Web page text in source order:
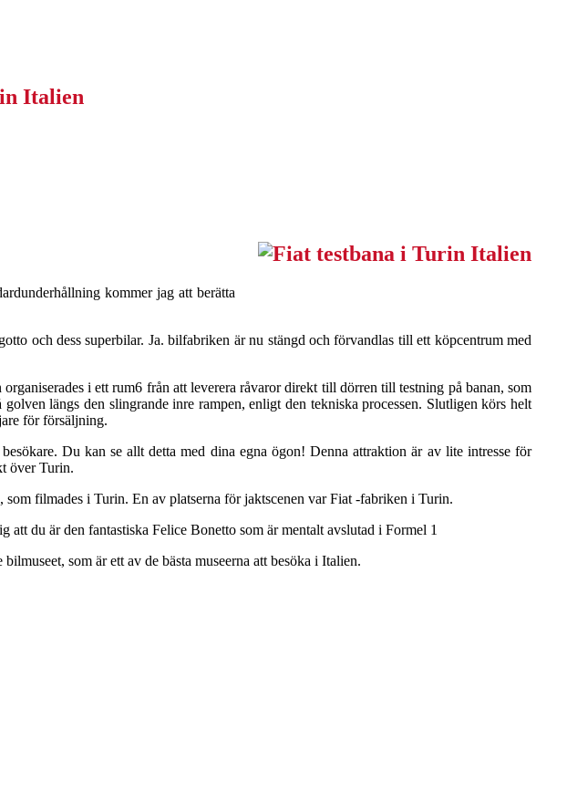
Italien
kommer jag att berätta
och dess superbilar. Ja. bilfabriken är nu stängd och förvandlas till ett köpcentrum med
i ett rum6 från att leverera råvaror direkt till dörren till testning på banan, som
längs den slingrande inre rampen, enligt den tekniska processen. Slutligen körs helt
för försäljning.
Du kan se allt detta med dina egna ögon! Denna attraktion är av lite intresse för
över Turin.
filmades i Turin. En av platserna för jaktscenen var Fiat -fabriken i Turin.
du är den fantastiska Felice Bonetto som är mentalt avslutad i Formel 1
som är ett av de bästa museerna att besöka i Italien.